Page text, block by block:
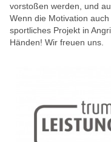
vorstoßen werden, und
Wenn die Motivation
sportliches Projekt in
Händen! Wir freuen uns.